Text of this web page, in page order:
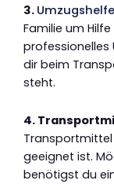
3.
Familie um
professionelles
dir beim
steht.
4.
geeignet ist.
benötigst du